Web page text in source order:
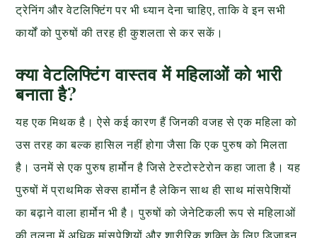
ट्रेनिंग और वेटलिफ्टिंग पर भी ध्यान देना चाहिए, ताकि वे इन सभी
कार्यों को पुरुषों की तरह ही कुशलता से कर सकें।
क्या वेटलिफ्टिंग वास्तव में महिलाओं को भारी
बनाता है?
यह एक मिथक है। ऐसे कई कारण हैं जिनकी वजह से एक महिला को
उस तरह का बल्क हासिल नहीं होगा जैसा कि एक पुरुष को मिलता
है। उनमें से एक पुरुष हार्मोन है जिसे टेस्टोस्टेरोन कहा जाता है। यह
पुरुषों में प्राथमिक सेक्स हार्मोन है लेकिन साथ ही साथ मांसपेशियों
का बढ़ाने वाला हार्मोन भी है। पुरुषों को जेनेटिकली रूप से महिलाओं
की तुलना में अधिक मांसपेशियों और शारीरिक शक्ति के लिए डिज़ाइन